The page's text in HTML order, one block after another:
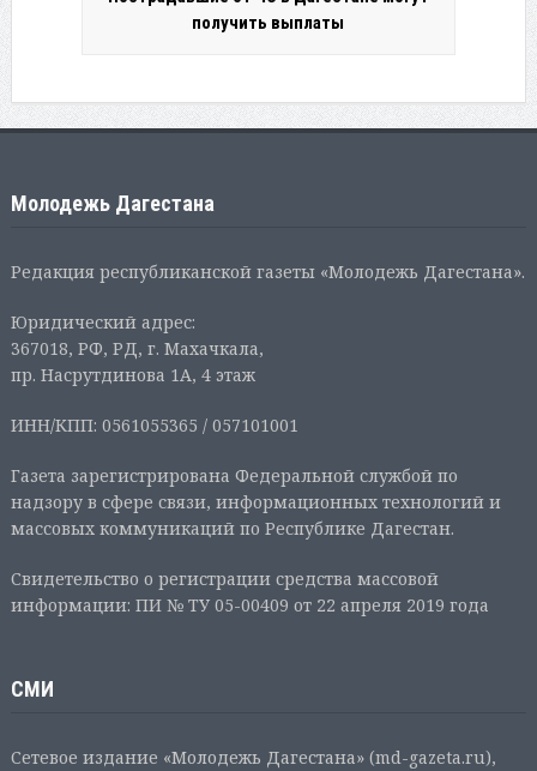
получить выплаты
Молодежь Дагестана
Редакция республиканской газеты «Молодежь Дагестана».
Юридический адрес:
367018, РФ, РД, г. Махачкала,
пр. Насрутдинова 1А, 4 этаж
ИНН/КПП: 0561055365 / 057101001
Газета зарегистрирована Федеральной службой по
надзору в сфере связи, информационных технологий и
массовых коммуникаций по Республике Дагестан.
Свидетельство о регистрации средства массовой
информации: ПИ № ТУ 05-00409 от 22 апреля 2019 года
СМИ
Сетевое издание «Молодежь Дагестана» (md-gazeta.ru),